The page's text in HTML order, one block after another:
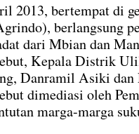
2013, bertempat di
berlangsung
dari Mbian dan
Kepala Distrik
Danramil Asiki
dimediasi oleh
marga-marga